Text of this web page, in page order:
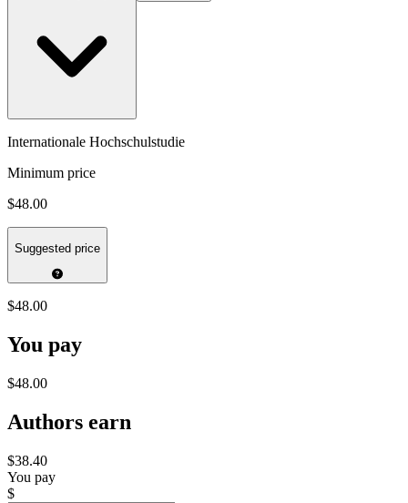
Internationale Hochschulstudie
Minimum price
$48.00
Suggested price
$48.00
You pay
$48.00
Authors earn
$38.40
You pay
$